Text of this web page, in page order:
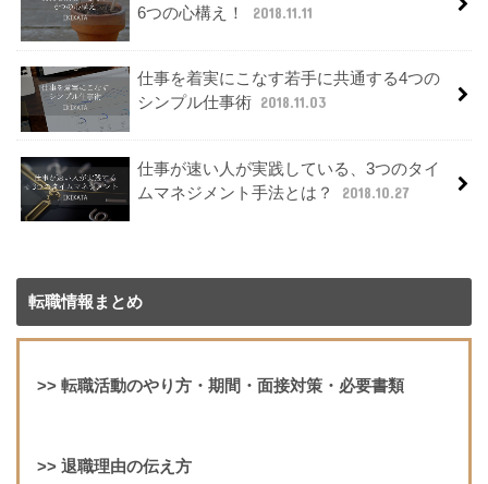
6つの心構え！
2018.11.11
仕事を着実にこなす若手に共通する4つの
シンプル仕事術 2018.11.03
仕事が速い人が実践している、3つのタイ
ムマネジメント手法とは？
2018.10.27
転職情報まとめ
>> 転職活動のやり方・期間・面接対策・必要書類
>> 退職理由の伝え方